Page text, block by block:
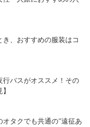
、おすすめの服装はコ
行バスがオススメ！その
タクでも共通の”遠征あ